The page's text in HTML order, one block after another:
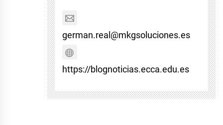
german.real@mkgsoluciones.es
https://blognoticias.ecca.edu.es